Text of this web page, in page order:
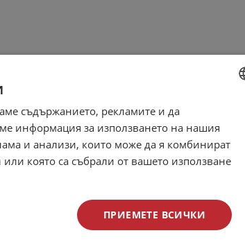
ENGLISH
съдържанието, рекламите и да
информация за използването на нашия
и анализи, които може да я комбинират
която са събрали от вашето използване
ПРИЕМЕТЕ ВСИЧКИ